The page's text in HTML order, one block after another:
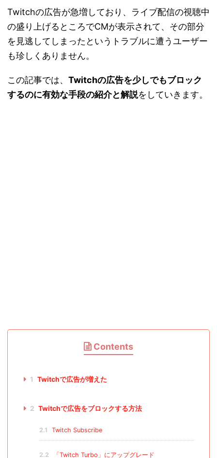
Twitchの広告が急増しており、ライブ配信の視聴中
の盛り上げるところでCMが表示されて、その部分
を見逃してしまったというトラブルに遭うユーザー
も珍しくありません。
この記事では、 Twitchの広告を少しでもブロック
するのに有効な手段の紹介と解説をしていきます。
Contents
1 Twitchで広告が増えた
2 Twitchで広告をブロックする方法
2.1 Twitch Subscribe
2.2 「Twitch Turbo」にアップグレード